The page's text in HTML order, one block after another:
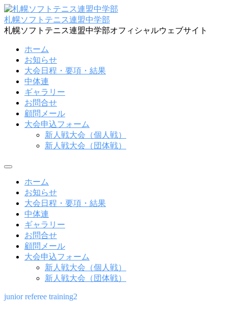
コ
ン
テ
札幌ソフトテニス連盟中学部
札幌ソフトテニス連盟中学部オフィシャルウェブサイト
ホーム
お知らせ
大会日程・要項・結果
中体連
ギャラリー
お問合せ
顧問メール
大会申込フォーム
新人戦大会（個人戦）
新人戦大会（団体戦）
メ
ホーム
お知らせ
大会日程・要項・結果
中体連
ギャラリー
お問合せ
顧問メール
大会申込フォーム
新人戦大会（個人戦）
新人戦大会（団体戦）
junior referee training2